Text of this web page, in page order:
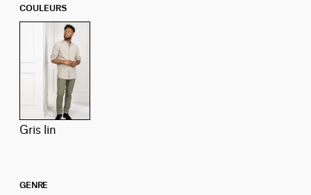
COULEURS
gris lin
GENRE